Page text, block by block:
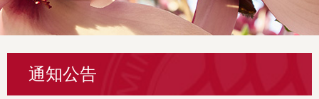
通知公告